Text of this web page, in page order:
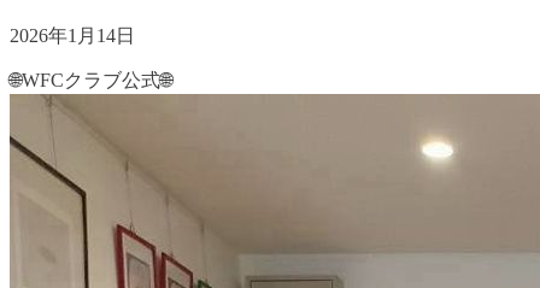
2026年1月14日
🌐WFCクラブ公式🌐